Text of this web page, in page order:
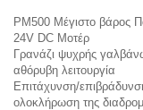
PM500 Μέγιστο βάρος
24V DC Μοτέρ
Γρανάζι ψυχρής
αθόρυβη λειτουργία
Επιτάχυνση/
ολοκλήρωση της